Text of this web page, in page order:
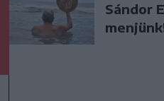
Sándor